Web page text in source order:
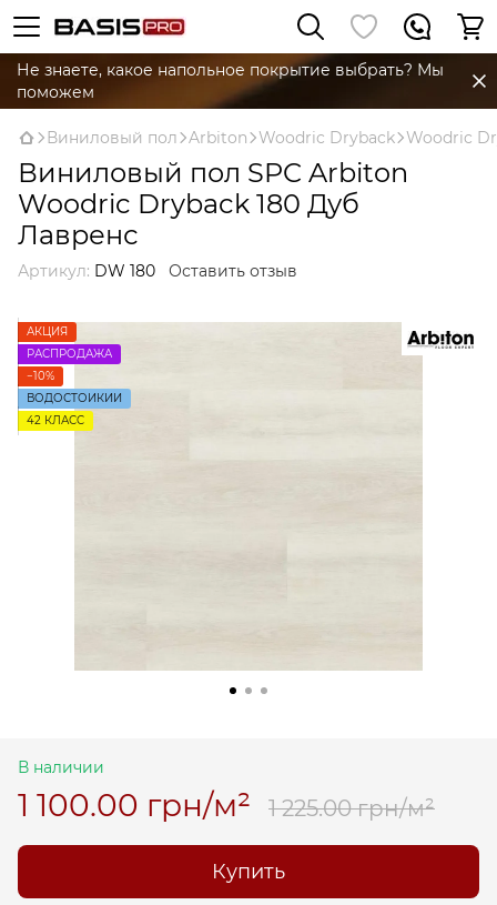
Не знаете, какое напольное покрытие выбрать? Мы
поможем
Виниловый пол Arbiton Woodric Dryback Woodric
Виниловый пол SPC Arbiton
Woodric Dryback 180 Дуб
Лавренс
Артикул: DW 180 Оставить отзыв
АКЦИЯ
РАСПРОДАЖА
−10%
ВОДОСТОЙКИЙ
42 КЛАСC
В наличии
1 100.00 грн/м² 1 225.00 грн/м²
Купить